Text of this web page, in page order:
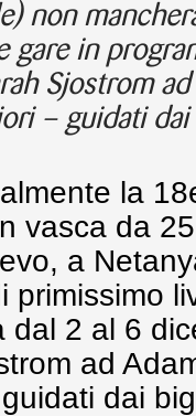
non
gare in
Sjostrom
– guidati
la
vasca da
a
primissimo
dal 2 al 6
ad
dai